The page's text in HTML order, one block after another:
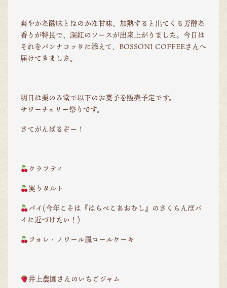
爽やかな酸味とほのかな甘味、加熱すると出てくる芳醇な
香りが特長で、深紅のソースが出来上がりました。今日は
それをパンナコッタに添えて、BOSSONI COFFEEさんへ
届けてきました。
明日は栗のみ堂で以下のお菓子を販売予定です。
サワーチェリー祭りです。
さてがんばるぞー！
クラフティ
実りタルト
パイ(今年こそは『はらぺこあおむし』のさくらんぼパ
イに近づけたい！)
フォレ・ノワール風ロールケーキ
井上農園さんのいちごジャム